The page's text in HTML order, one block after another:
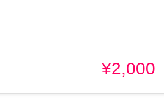
¥2,000